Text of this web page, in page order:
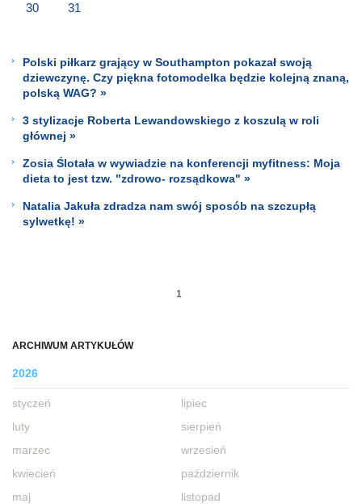
ARCHIWUM ARTYKUŁÓW
2026
styczeń
luty
marzec
kwiecień
maj
lipiec
sierpień
wrzesień
październik
listopad
30 31
Polski piłkarz grający w Southampton pokazał swoją
dziewczynę. Czy piękna fotomodelka będzie kolejną znaną,
polską WAG? »
3 stylizacje Roberta Lewandowskiego z koszulą w roli
głównej »
Zosia Ślotała w wywiadzie na konferencji myfitness: Moja
dieta to jest tzw. "zdrowo- rozsądkowa" »
Natalia Jakuła zdradza nam swój sposób na szczupłą
sylwetkę! »
1